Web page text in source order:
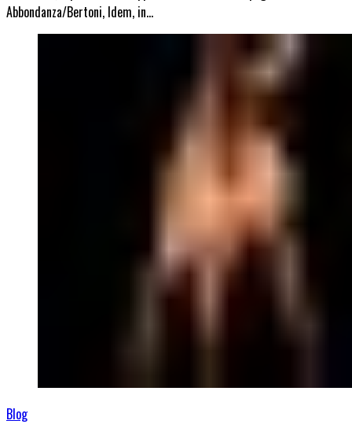
Abbondanza/Bertoni, Idem, in…
Blog